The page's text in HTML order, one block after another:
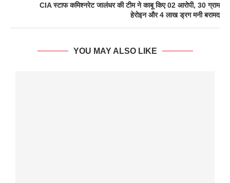
CIA स्टाफ कमिश्नरेट जालंधर की टीम ने काबू किए 02 आरोपी, 30 ग्राम
हेरोइन और 4 लाख ड्रग मनी बरामद
YOU MAY ALSO LIKE